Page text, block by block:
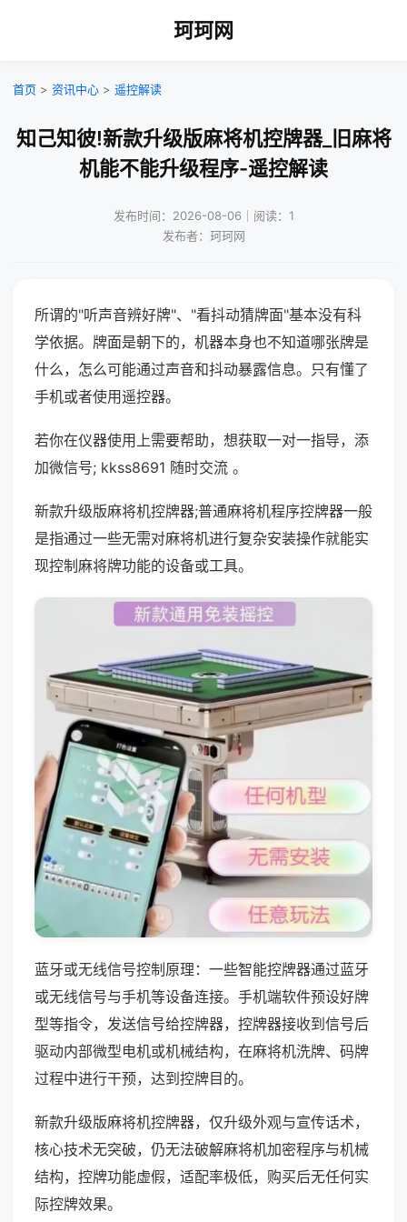
珂珂网
首页 > 资讯中心 > 遥控解读
知己知彼!新款升级版麻将机控牌器_旧麻将
机能不能升级程序-遥控解读
发布时间：2026-08-06｜阅读：1
发布者：珂珂网
所谓的"听声音辨好牌"、"看抖动猜牌面"基本没有科
学依据。牌面是朝下的，机器本身也不知道哪张牌是
什么，怎么可能通过声音和抖动暴露信息。只有懂了
手机或者使用遥控器。
若你在仪器使用上需要帮助，想获取一对一指导，添
加微信号; kkss8691 随时交流 。
新款升级版麻将机控牌器;普通麻将机程序控牌器一般
是指通过一些无需对麻将机进行复杂安装操作就能实
现控制麻将牌功能的设备或工具。
蓝牙或无线信号控制原理：一些智能控牌器通过蓝牙
或无线信号与手机等设备连接。手机端软件预设好牌
型等指令，发送信号给控牌器，控牌器接收到信号后
驱动内部微型电机或机械结构，在麻将机洗牌、码牌
过程中进行干预，达到控牌目的。
新款升级版麻将机控牌器，仅升级外观与宣传话术，
核心技术无突破，仍无法破解麻将机加密程序与机械
结构，控牌功能虚假，适配率极低，购买后无任何实
际控牌效果。